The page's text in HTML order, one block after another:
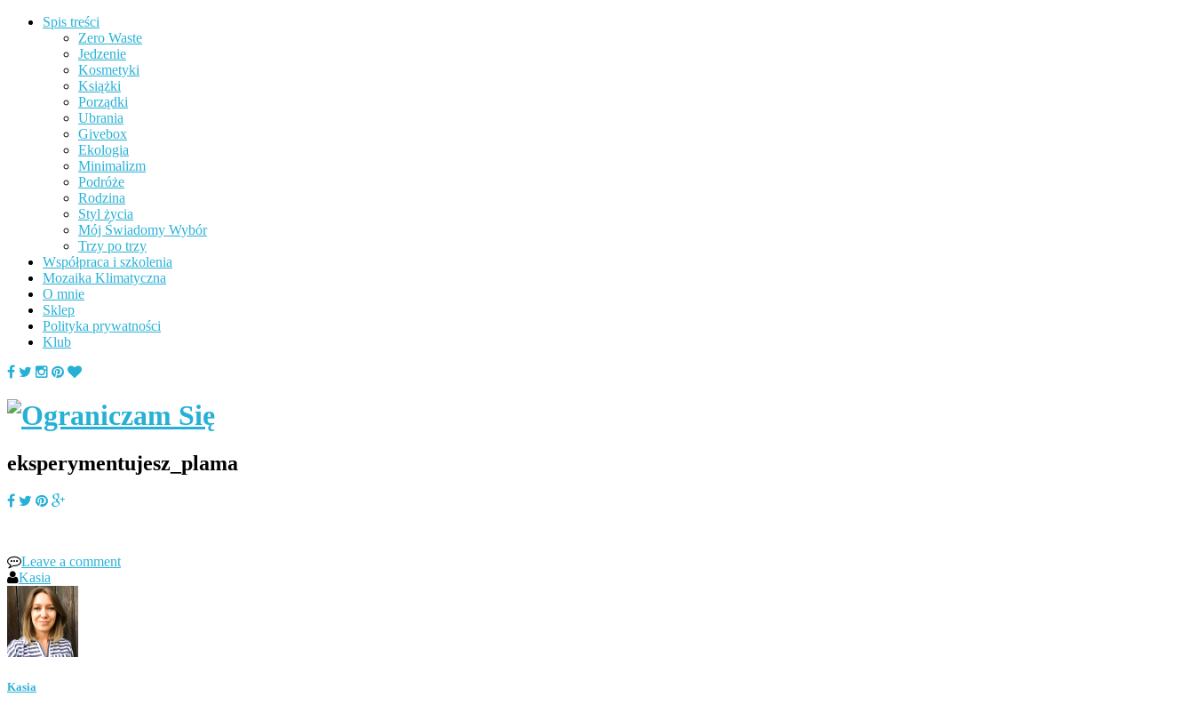
Spis treści
Zero Waste
Jedzenie
Kosmetyki
Książki
Porządki
Ubrania
Givebox
Ekologia
Minimalizm
Podróże
Rodzina
Styl życia
Mój Świadomy Wybór
Trzy po trzy
Współpraca i szkolenia
Mozaika Klimatyczna
O mnie
Sklep
Polityka prywatności
Klub
eksperymentujesz_plama
Leave a comment
Kasia
Kasia